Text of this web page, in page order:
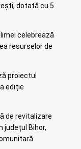
dotată cu 5
celebrează
resurselor de
proiectul
ediție
de revitalizare
județul Bihor,